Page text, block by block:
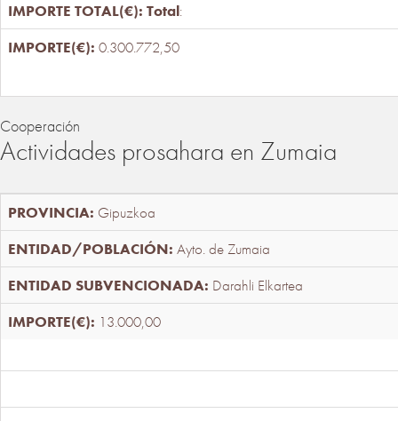
Total:
0.300.772,50
Cooperación
Actividades prosahara en Zumaia
Gipuzkoa
Ayto. de Zumaia
Darahli Elkartea
13.000,00